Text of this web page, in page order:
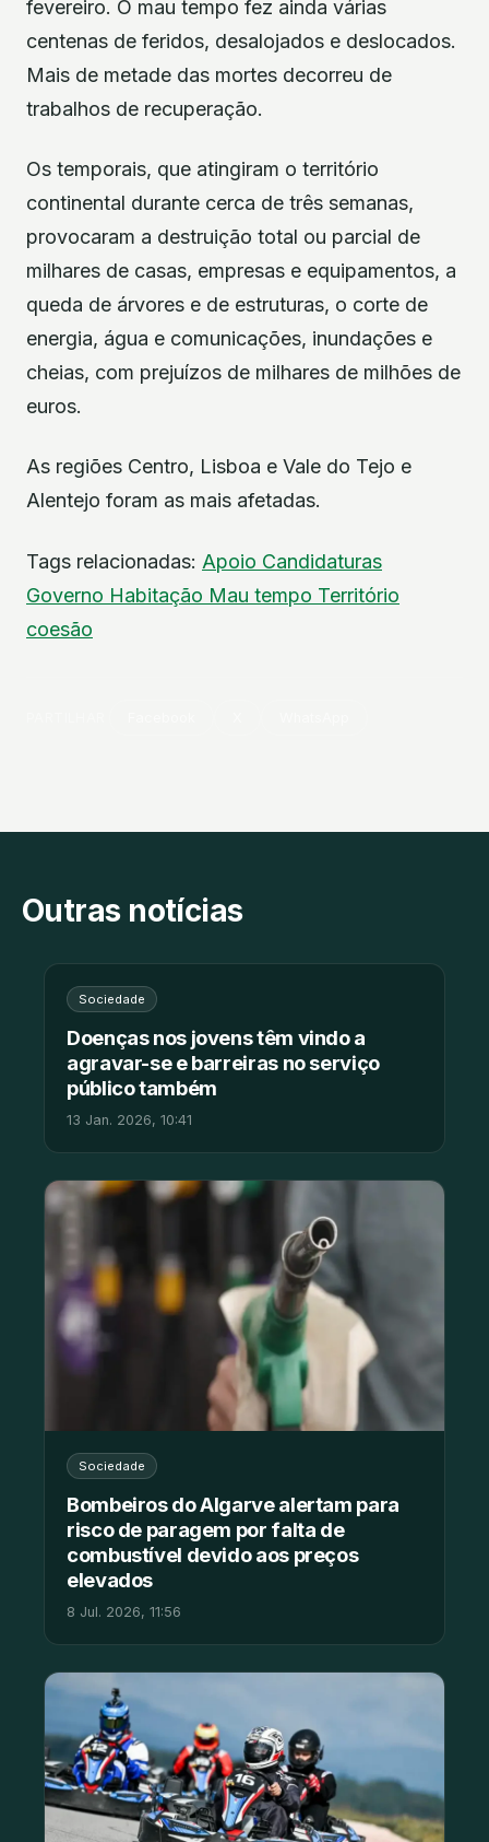
fevereiro. O mau tempo fez ainda várias
centenas de feridos, desalojados e deslocados.
Mais de metade das mortes decorreu de
trabalhos de recuperação.
Os temporais, que atingiram o território
continental durante cerca de três semanas,
provocaram a destruição total ou parcial de
milhares de casas, empresas e equipamentos, a
queda de árvores e de estruturas, o corte de
energia, água e comunicações, inundações e
cheias, com prejuízos de milhares de milhões de
euros.
As regiões Centro, Lisboa e Vale do Tejo e
Alentejo foram as mais afetadas.
Tags relacionadas: Apoio Candidaturas
Governo Habitação Mau tempo Território
coesão
Outras notícias
Sociedade
Doenças nos jovens têm vindo a
agravar-se e barreiras no serviço
público também
13 Jan. 2026, 10:41
Sociedade
Bombeiros do Algarve alertam para
risco de paragem por falta de
combustível devido aos preços
elevados
8 Jul. 2026, 11:56